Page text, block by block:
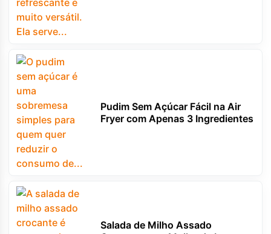
Pudim Sem Açúcar Fácil na Air
Fryer com Apenas 3 Ingredientes
Salada de Milho Assado